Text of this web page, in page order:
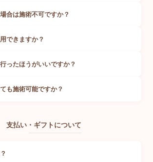
合は施術不可ですか？
できますか？
ったほうがいいですか？
も施術可能ですか？
支払い・ギフトについて